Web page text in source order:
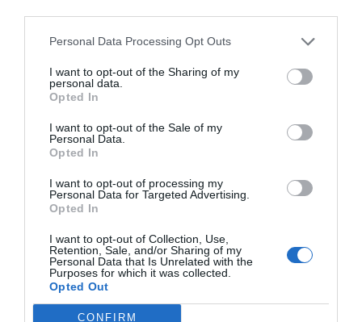
Personal Data Processing Opt Outs
I want to opt-out of the Sharing of my
personal data.
Opted In
I want to opt-out of the Sale of my
Personal Data.
Opted In
I want to opt-out of processing my
Personal Data for Targeted Advertising.
Opted In
I want to opt-out of Collection, Use,
Retention, Sale, and/or Sharing of my
Personal Data that Is Unrelated with the
Purposes for which it was collected.
Opted Out
CONFIRM
BIEN
/10
Faut travailler les indications pour rejoindre l'hôtel! Depuis l'autostrada
Monreal n'est pas mentionné, mieux marquer le nom de la rue mentionnée
sur la sortie. Également les instructions une fois au duomo di Monreal sont
¿Volverías a este Hotel?
Agosto 2012
AGRADABLE
¿Volverías a este Hotel?
SI
detalles
Comentarios